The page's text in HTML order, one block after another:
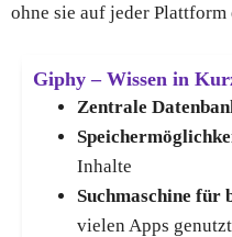
ohne sie auf jeder
Giphy – Wissen in
Zentrale
Inhalte
Suchmaschine für
vielen Apps